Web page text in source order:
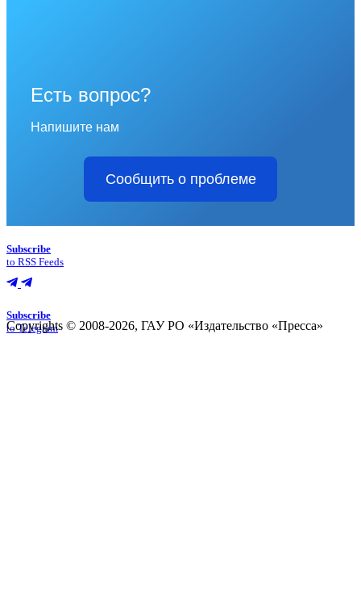
Есть вопрос?
Напишите нам
Сообщить о проблеме
Subscribe
to RSS Feeds
Subscribe
to Telegram
Copyrights © 2008-2026, ГАУ РО «Издательство «Пресса»